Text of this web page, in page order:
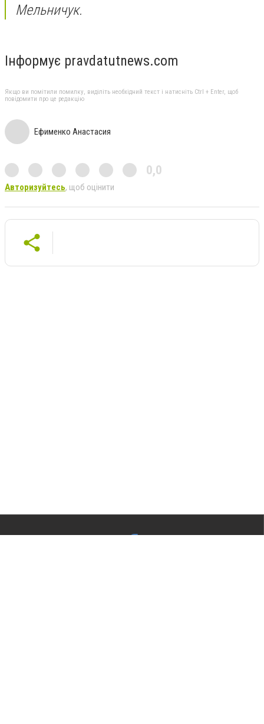
Мельничук.
Інформує pravdatutnews.com
Якщо ви помітили помилку, виділіть необхідний текст і натисніть Ctrl + Enter, щоб
повідомити про це редакцію
Ефименко Анастасия
0,0
Авторизуйтесь, щоб оцінити